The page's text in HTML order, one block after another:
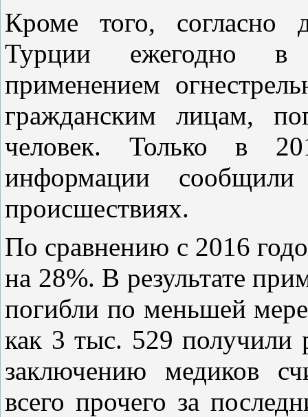
Кроме того,
Турции ежегодно в
применением
гражданским лицам,
человек. Только в
информации
происшествиях.
По сравнению с 2016
на 28%. В результате
погибли по меньшей
как 3 тыс. 529 получили
заключению медиков
всего прочего за